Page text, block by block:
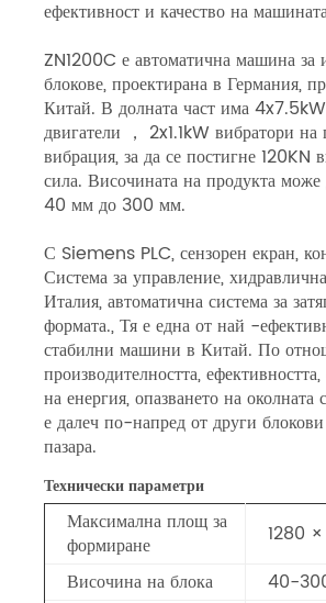
ефективност и качество на
ZN1200C е автоматична машина за
блокове, проектирана в Германия,
Китай. В долната част има
двигатели ， 2x1.1kW вибратори на
вибрация, за да се постигне 120KN
сила. Височината на продукта може
40 мм до 300 мм.
С Siemens PLC, сензорен екран,
Система за управление,
Италия, автоматична система за
формата., Тя е една от най -
стабилни машини в Китай. По
производителността,
на енергия, опазването на околната
е далеч по-напред от други
пазара.
Технически параметри
Максимална площ за
формиране
1280
Височина на блока
40-